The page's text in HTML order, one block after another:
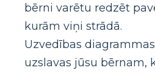
bērni varētu redzēt
kurām viņi strādā.
Uzvedības
uzslavas jūsu bērnam,